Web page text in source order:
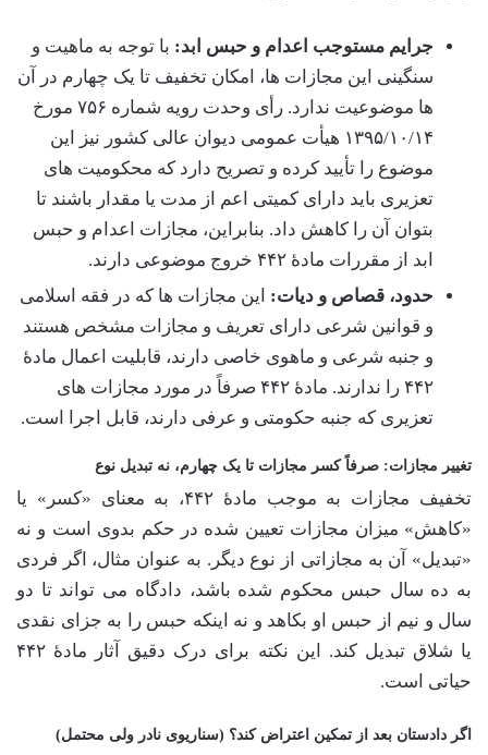
جرایم مستوجب اعدام و حبس ابد: با توجه به ماهیت و
سنگینی این مجازات ها، امکان تخفیف تا یک چهارم در آن
ها موضوعیت ندارد. رأی وحدت رویه شماره ۷۵۶ مورخ
۱۳۹۵/۱۰/۱۴ هیأت عمومی دیوان عالی کشور نیز این
موضوع را تأیید کرده و تصریح دارد که محکومیت های
تعزیری باید دارای کمیتی اعم از مدت یا مقدار باشند تا
بتوان آن را کاهش داد. بنابراین، مجازات اعدام و حبس
ابد از مقررات مادۀ ۴۴۲ خروج موضوعی دارند.
حدود، قصاص و دیات: این مجازات ها که در فقه اسلامی
و قوانین شرعی دارای تعریف و مجازات مشخص هستند
و جنبه شرعی و ماهوی خاصی دارند، قابلیت اعمال مادۀ
۴۴۲ را ندارند. مادۀ ۴۴۲ صرفاً در مورد مجازات های
تعزیری که جنبه حکومتی و عرفی دارند، قابل اجرا است.
تغییر مجازات: صرفاً کسر مجازات تا یک چهارم، نه تبدیل نوع
تخفیف مجازات به موجب مادۀ ۴۴۲، به معنای «کسر» یا
«کاهش» میزان مجازات تعیین شده در حکم بدوی است و نه
«تبدیل» آن به مجازاتی از نوع دیگر. به عنوان مثال، اگر فردی
به ده سال حبس محکوم شده باشد، دادگاه می تواند تا دو
سال و نیم از حبس او بکاهد و نه اینکه حبس را به جزای نقدی
یا شلاق تبدیل کند. این نکته برای درک دقیق آثار مادۀ ۴۴۲
حیاتی است.
اگر دادستان بعد از تمکین اعتراض کند؟ (سناریوی نادر ولی محتمل)